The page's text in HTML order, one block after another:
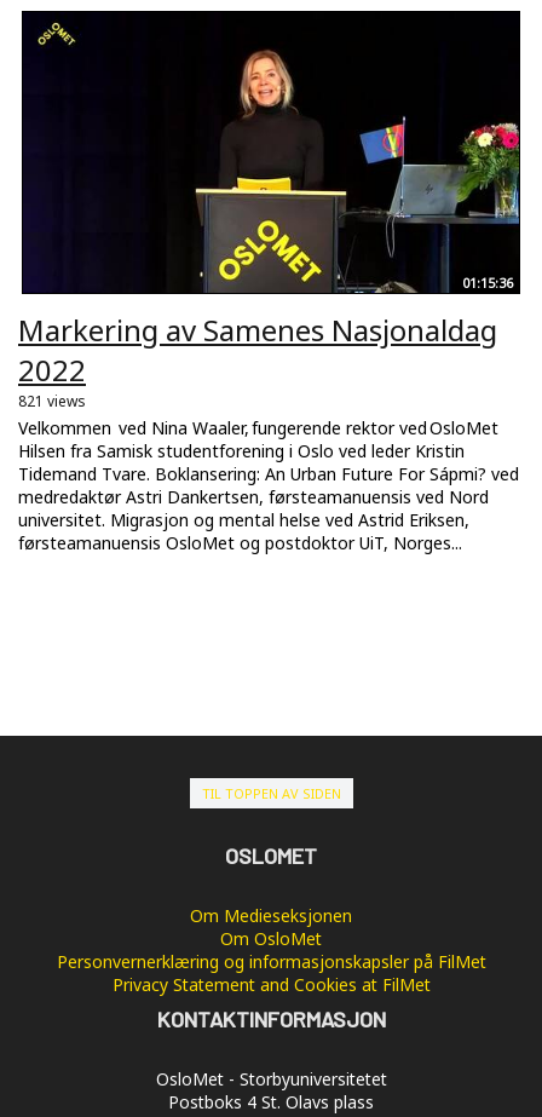
01:15:36
Markering av Samenes Nasjonaldag
2022
821 views
Velkommen ved Nina Waaler, fungerende rektor ved OsloMet
Hilsen fra Samisk studentforening i Oslo ved leder Kristin
Tidemand Tvare. Boklansering: An Urban Future For Sápmi? ved
medredaktør Astri Dankertsen, førsteamanuensis ved Nord
universitet. Migrasjon og mental helse ved Astrid Eriksen,
førsteamanuensis OsloMet og postdoktor UiT, Norges...
TIL TOPPEN AV SIDEN
OSLOMET
Om Medieseksjonen
Om OsloMet
Personvernerklæring og informasjonskapsler på FilMet
Privacy Statement and Cookies at FilMet
KONTAKTINFORMASJON
OsloMet - Storbyuniversitetet
Postboks 4 St. Olavs plass